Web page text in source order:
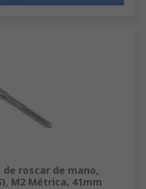
de roscar de mano,
M2 Métrica, 41mm